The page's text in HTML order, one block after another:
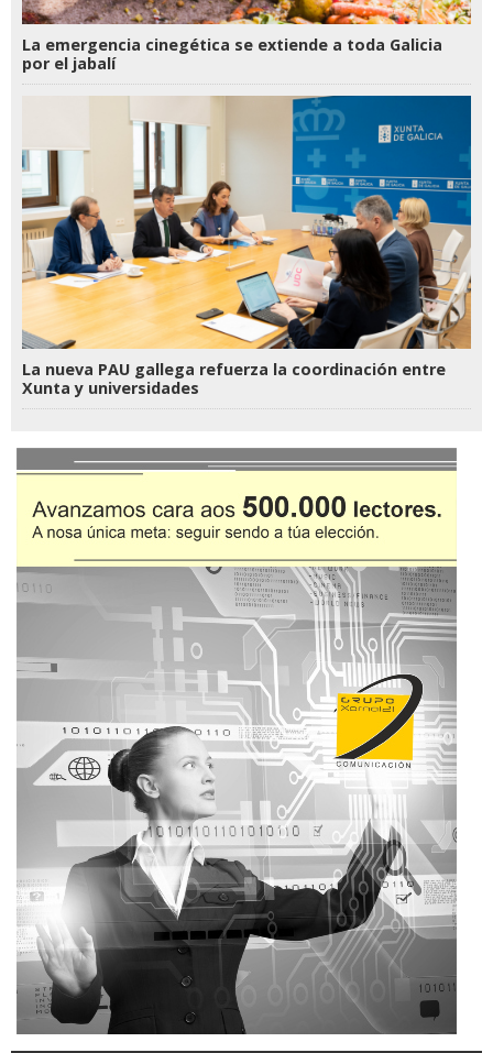
La emergencia cinegética se extiende a toda Galicia
por el jabalí
La nueva PAU gallega refuerza la coordinación entre
Xunta y universidades